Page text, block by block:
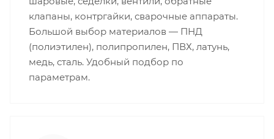
клапаны, контргайки, сварочные аппараты.
Большой выбор материалов — ПНД
(полиэтилен), полипропилен, ПВХ, латунь,
медь, сталь. Удобный подбор по
параметрам.